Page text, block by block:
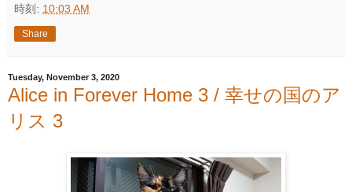
時刻: 10:03 AM
Share
Tuesday, November 3, 2020
Alice in Forever Home 3 / 幸せの国のア
リス 3